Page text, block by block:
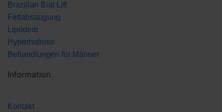
Brazilian Butt Lift
Fettabsaugung
Lipödem
Hyperhidrose
Behandlungen für Männer
Information
Kontakt